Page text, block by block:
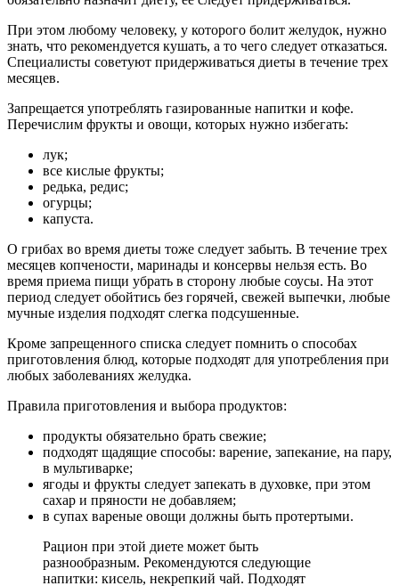
При этом любому человеку, у которого болит желудок, нужно
знать, что рекомендуется кушать, а то чего следует отказаться.
Специалисты советуют придерживаться диеты в течение трех
месяцев.
Запрещается употреблять газированные напитки и кофе.
Перечислим фрукты и овощи, которых нужно избегать:
лук;
все кислые фрукты;
редька, редис;
огурцы;
капуста.
О грибах во время диеты тоже следует забыть. В течение трех
месяцев копчености, маринады и консервы нельзя есть. Во
время приема пищи убрать в сторону любые соусы. На этот
период следует обойтись без горячей, свежей выпечки, любые
мучные изделия подходят слегка подсушенные.
Кроме запрещенного списка следует помнить о способах
приготовления блюд, которые подходят для употребления при
любых заболеваниях желудка.
Правила приготовления и выбора продуктов:
продукты обязательно брать свежие;
подходят щадящие способы: варение, запекание, на пару,
в мультиварке;
ягоды и фрукты следует запекать в духовке, при этом
сахар и пряности не добавляем;
в супах вареные овощи должны быть протертыми.
Рацион при этой диете может быть
разнообразным. Рекомендуются следующие
напитки: кисель, некрепкий чай. Подходят